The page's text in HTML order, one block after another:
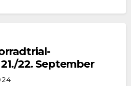
22. September